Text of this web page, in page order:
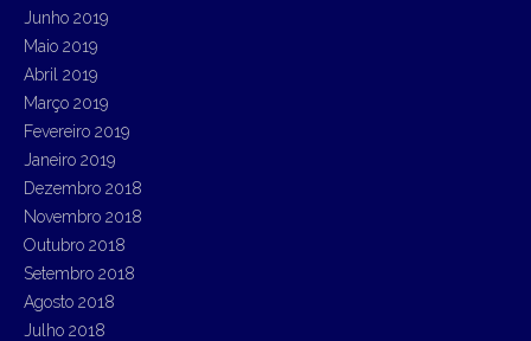
Junho 2019
Maio 2019
Abril 2019
Março 2019
Fevereiro 2019
Janeiro 2019
Dezembro 2018
Novembro 2018
Outubro 2018
Setembro 2018
Agosto 2018
Julho 2018